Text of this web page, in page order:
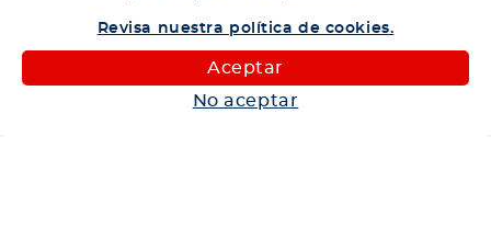
Revisa nuestra política de cookies.
Aceptar
No aceptar
Categorías